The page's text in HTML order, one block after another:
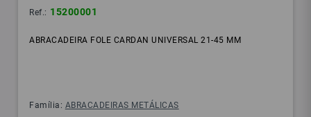
Ref.: 15200001
ABRACADEIRA FOLE CARDAN UNIVERSAL 21-45 MM
Família: ABRACADEIRAS METÁLICAS